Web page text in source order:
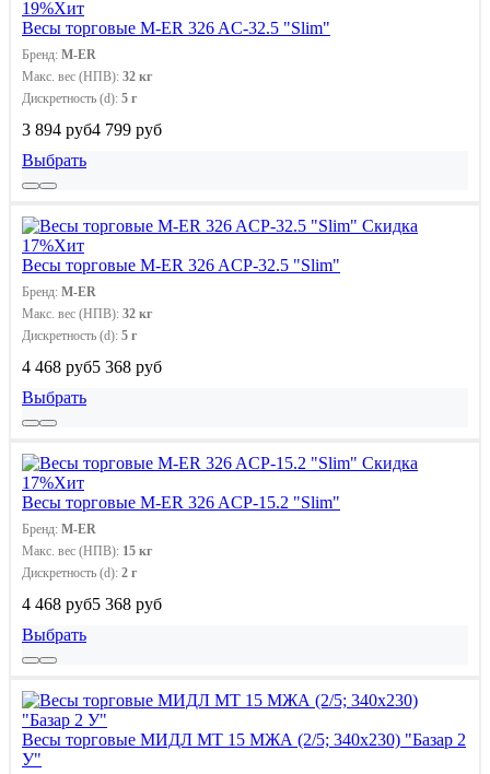
19%Хит
Весы торговые M-ER 326 AC-32.5 "Slim"
Бренд: M-ER
Макс. вес (НПВ): 32 кг
Дискретность (d): 5 г
3 894 руб4 799 руб
Выбрать
Скидка
17%Хит
Весы торговые M-ER 326 ACP-32.5 "Slim"
Бренд: M-ER
Макс. вес (НПВ): 32 кг
Дискретность (d): 5 г
4 468 руб5 368 руб
Выбрать
Скидка
17%Хит
Весы торговые M-ER 326 ACP-15.2 "Slim"
Бренд: M-ER
Макс. вес (НПВ): 15 кг
Дискретность (d): 2 г
4 468 руб5 368 руб
Выбрать
Весы торговые МИДЛ МТ 15 МЖА (2/5; 340х230) "Базар 2
У"